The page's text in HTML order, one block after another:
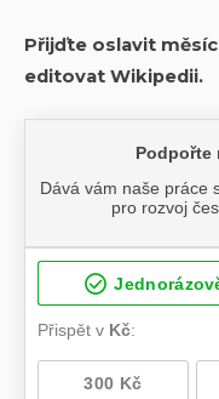
Přijďte oslavit
editovat Wikipedii.